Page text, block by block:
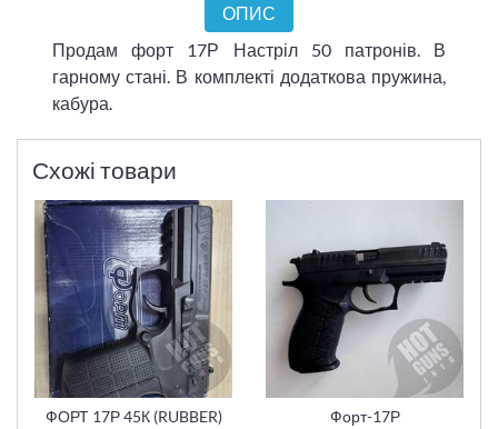
ОПИС
Продам форт 17Р Настріл 50 патронів. В
гарному стані. В комплекті додаткова пружина,
кабура.
Схожі товари
ФОРТ 17Р 45К (RUBBER) Форт-17Р